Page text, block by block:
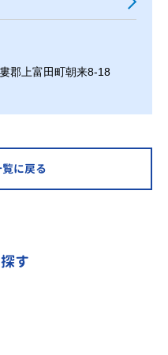
郡上富田町朝来8-18
に戻る
す